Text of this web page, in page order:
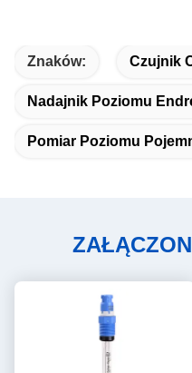
Znaków: Czujnik
Nadajnik Poziomu
Pomiar Poziomu